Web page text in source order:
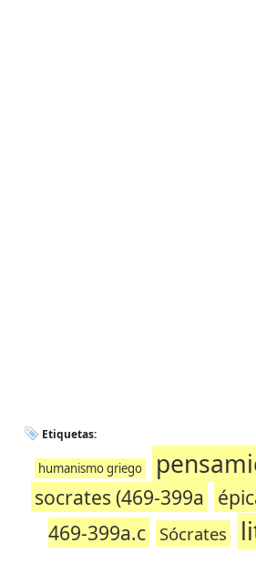
Etiquetas:
humanismo griego
socrates (469-399a
469-399a.c
Sócrates